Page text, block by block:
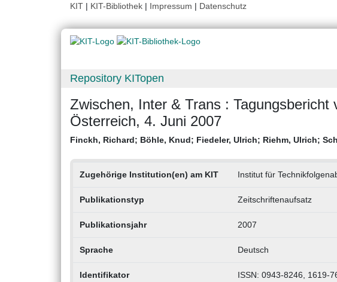
KIT | KIT-Bibliothek | Impressum | Datenschutz
Repository KITopen
Zwischen, Inter & Trans : Tagungsbericht
Österreich, 4. Juni 2007
Finckh, Richard; Böhle, Knud; Fiedeler, Ulrich; Riehm, Ulrich;
Zugehörige Institution(en) am KIT Institut für
Publikationstyp Zeitschriftenaufsatz
Publikationsjahr 2007
Sprache Deutsch
Identifikator
ISSN: 0943-8246, 1619-